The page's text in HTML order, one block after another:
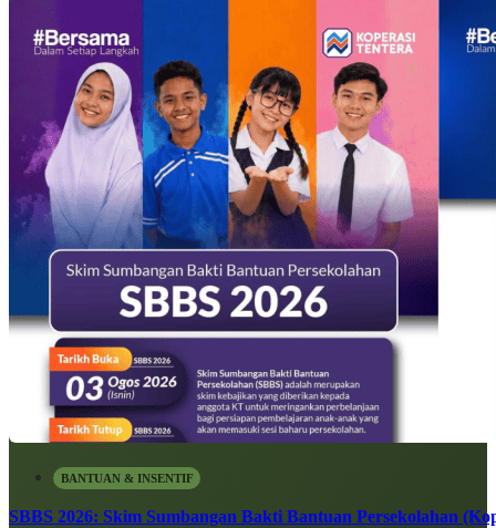
BANTUAN & INSENTIF
SBBS 2026: Skim Sumbangan Bakti Bantuan Persekolahan